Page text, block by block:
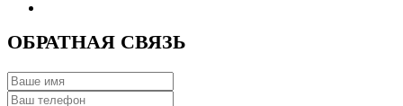
ОБРАТНАЯ СВЯЗЬ